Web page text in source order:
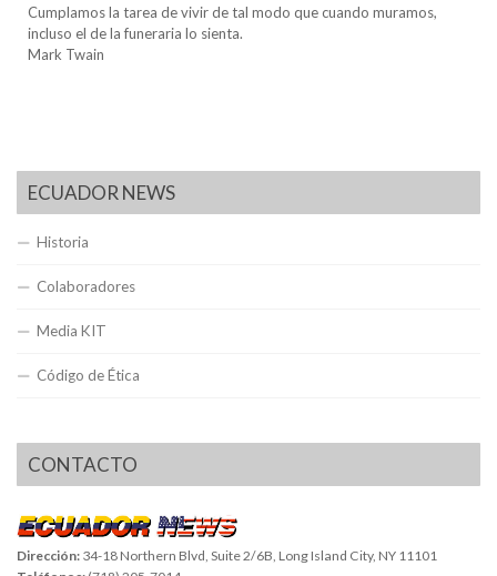
Cumplamos la tarea de vivir de tal modo que cuando muramos,
incluso el de la funeraria lo sienta.
Mark Twain
ECUADOR NEWS
Historia
Colaboradores
Media KIT
Código de Ética
CONTACTO
Dirección: 34-18 Northern Blvd, Suite 2/6B, Long Island City, NY 11101